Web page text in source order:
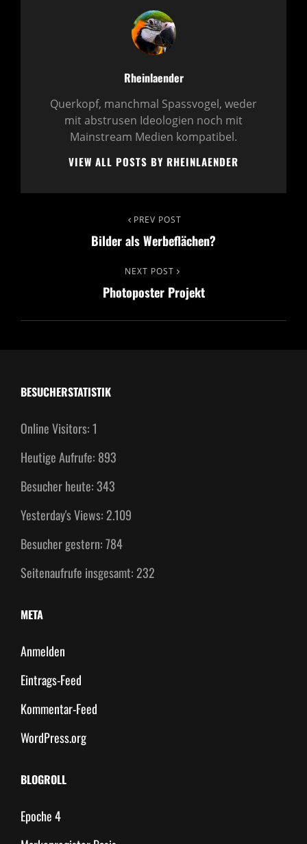
Author:
Rheinlaender
Querkopf, manchmal Spassvogel, weder
mit abstrusen Ideologien noch mit
Mainstream Medien kompatibel.
VIEW ALL POSTS BY RHEINLAENDER
Beitragsnavigation
PREV POST
Bilder als Werbeflächen?
NEXT POST
Photoposter Projekt
BESUCHERSTATISTIK
Online Visitors:1
Heutige Aufrufe: 893
Besucher heute:343
Yesterday's Views: 2.109
Besucher gestern:784
Seitenaufrufe insgesamt: 232
META
Anmelden
Eintrags-Feed
Kommentar-Feed
WordPress.org
BLOGROLL
Epoche 4